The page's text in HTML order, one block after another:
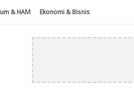
& HAM Ekonomi & Bisnis